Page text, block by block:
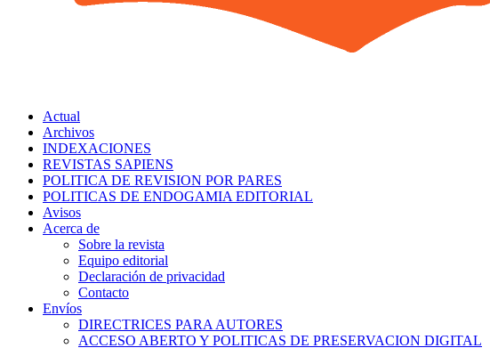
Actual
Archivos
INDEXACIONES
REVISTAS SAPIENS
POLITICA DE REVISION POR PARES
POLITICAS DE ENDOGAMIA EDITORIAL
Avisos
Acerca de
Sobre la revista
Equipo editorial
Declaración de privacidad
Contacto
Envíos
DIRECTRICES PARA AUTORES
ACCESO ABERTO Y POLITICAS DE PRESERVACION DIGITAL